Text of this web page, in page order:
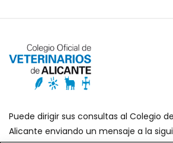
Puede dirigir sus consultas al Colegio
Alicante enviando un mensaje a la